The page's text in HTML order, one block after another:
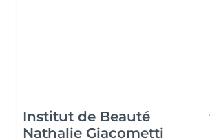
Institut de Beauté
Nathalie Giacometti